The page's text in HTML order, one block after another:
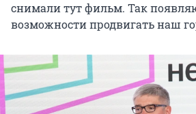
снимали тут фильм. Так
возможности продвигать наш